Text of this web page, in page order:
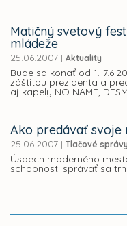
Matičný svetový
mládeže
25.06.2007 | Aktuality
Bude sa konať od 1.-
záštitou prezidenta a
aj kapely NO NAME,
Ako predávať svoje
25.06.2007 | Tlačové správy
Úspech moderného
schopnosti správať sa